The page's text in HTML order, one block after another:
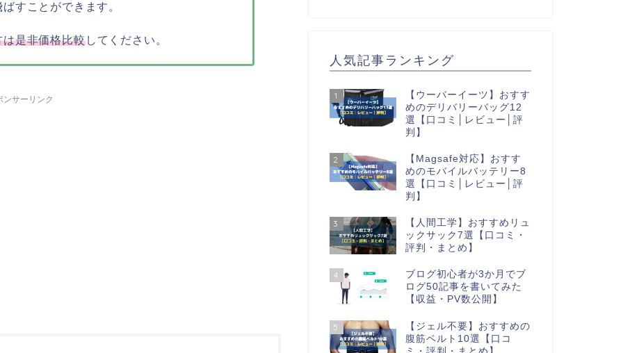
すことができます。
是非価格比較してください。
ンサーリンク
人気記事ランキング
1
【ウーバーイーツ】おすす
めのデリバリーバッグ12
選【口コミ│レビュー│評
判】
2
【Magsafe対応】おすす
めのモバイルバッテリー8
選【口コミ│レビュー│評
判】
3
【人間工学】おすすめリュ
ックサック7選【口コミ・
評判・まとめ】
4
ブログ初心者が3か月でブ
ログ50記事を書いてみた
【収益・PV数公開】
5
【ジェル不要】おすすめの
腹筋ベルト10選【口コ